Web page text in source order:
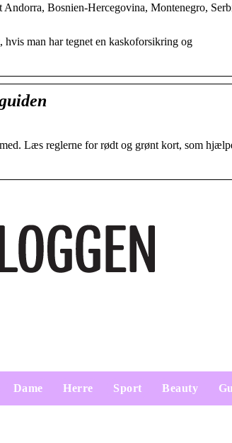
Bosnien-Hercegovina, Montenegro,
man har tegnet en kaskoforsikring og
Læs reglerne for rødt og grønt kort, som
Dame Herre Sport Beauty